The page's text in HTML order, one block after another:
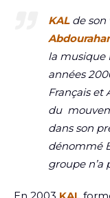
KALde son
la musique
années
Français et
du
dans son
dénommé
groupe n’a